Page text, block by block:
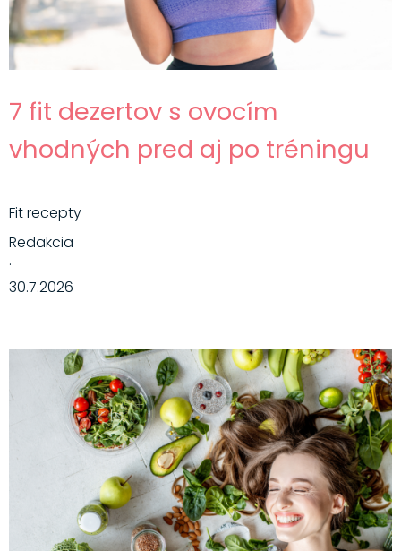
7 fit dezertov s ovocím
vhodných pred aj po tréningu
Fit recepty
Redakcia
·
30.7.2026